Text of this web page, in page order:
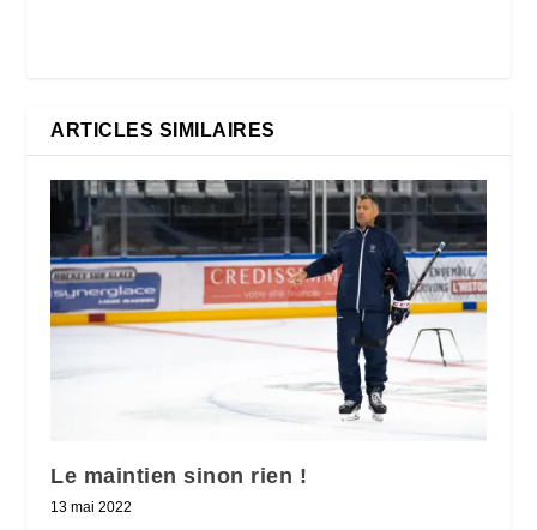
ARTICLES SIMILAIRES
Le maintien sinon rien !
13 mai 2022